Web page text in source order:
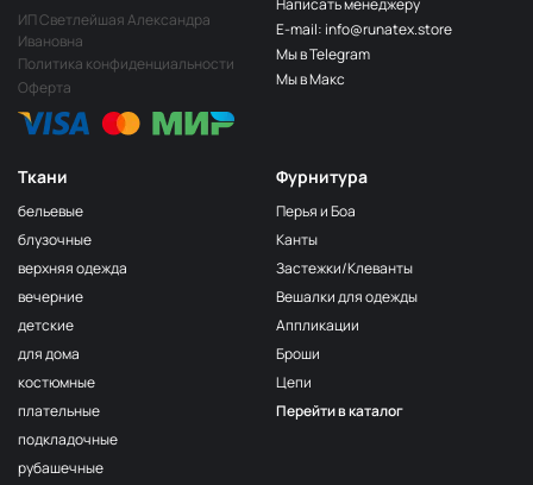
Ткани
бельевые
блузочные
верхняя одежда
вечерние
детские
для дома
костюмные
плательные
подкладочные
рубашечные
Фурнитура
Перья и Боа
Канты
Застежки/Клеванты
Вешалки для одежды
Аппликации
Броши
Цепи
Перейти в каталог
ИП Светлейшая Александра
Ивановна
Политика конфиденциальности
Оферта
Написать менеджеру
E-mail: info@runatex.store
Мы в Telegram
Мы в Макс